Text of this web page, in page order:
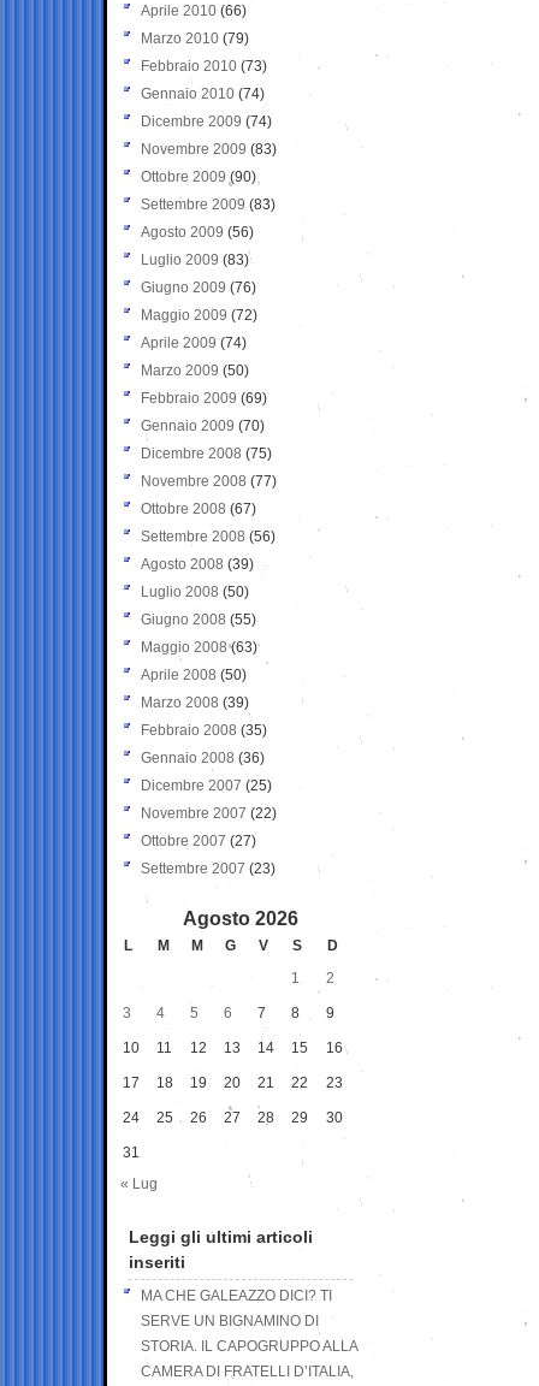
Aprile 2010 (66)
Marzo 2010 (79)
Febbraio 2010 (73)
Gennaio 2010 (74)
Dicembre 2009 (74)
Novembre 2009 (83)
Ottobre 2009 (90)
Settembre 2009 (83)
Agosto 2009 (56)
Luglio 2009 (83)
Giugno 2009 (76)
Maggio 2009 (72)
Aprile 2009 (74)
Marzo 2009 (50)
Febbraio 2009 (69)
Gennaio 2009 (70)
Dicembre 2008 (75)
Novembre 2008 (77)
Ottobre 2008 (67)
Settembre 2008 (56)
Agosto 2008 (39)
Luglio 2008 (50)
Giugno 2008 (55)
Maggio 2008(63)
Aprile 2008 (50)
Marzo 2008 (39)
Febbraio 2008 (35)
Gennaio 2008 (36)
Dicembre 2007 (25)
Novembre 2007 (22)
Ottobre 2007 (27)
Settembre 2007 (23)
Agosto 2026
L M M G V S
D
1
2
3 4 5 6 7 8 9
10 11 12 13 14 15 16
17 18 19 20 21 22 23
24 25 26 27 28 29 30
31
« Lug
Leggi gli ultimi articoli
inseriti
MA CHE GALEAZZO DICI? TI
SERVE UN BIGNAMINO DI
STORIA. IL CAPOGRUPPO ALLA
CAMERA DI FRATELLI D’ITALIA,